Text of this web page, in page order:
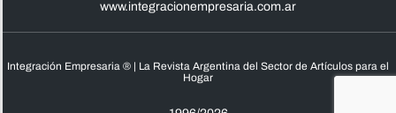
www.integracionempresaria.com.ar
Integración Empresaria ® | La Revista Argentina del Sector de Artículos para el
Hogar